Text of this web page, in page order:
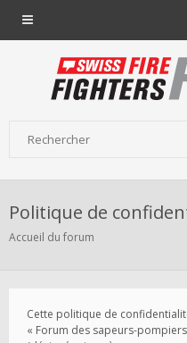
Politique de
Accueil du forum
Cette politique de
« Forum des sapeurs-